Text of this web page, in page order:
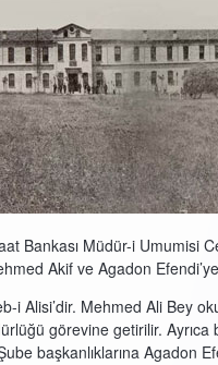
Bankası Müdür-i Umumisi
Akif ve Agadon
i Alisi’dir. Mehmed Ali Bey
görevine getirilir.
başkanlıklarına Agadon